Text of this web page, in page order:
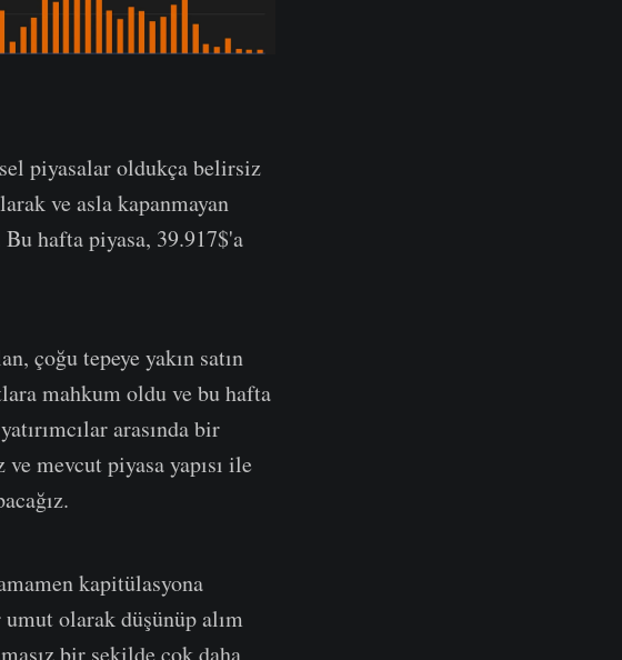
piyasalar oldukça belirsiz
ve asla kapanmayan
hafta piyasa, 39.917$'a
çoğu tepeye yakın satın
mahkum oldu ve bu hafta
arasında bir
mevcut piyasa yapısı ile
kapitülasyona
umut olarak düşünüp alım